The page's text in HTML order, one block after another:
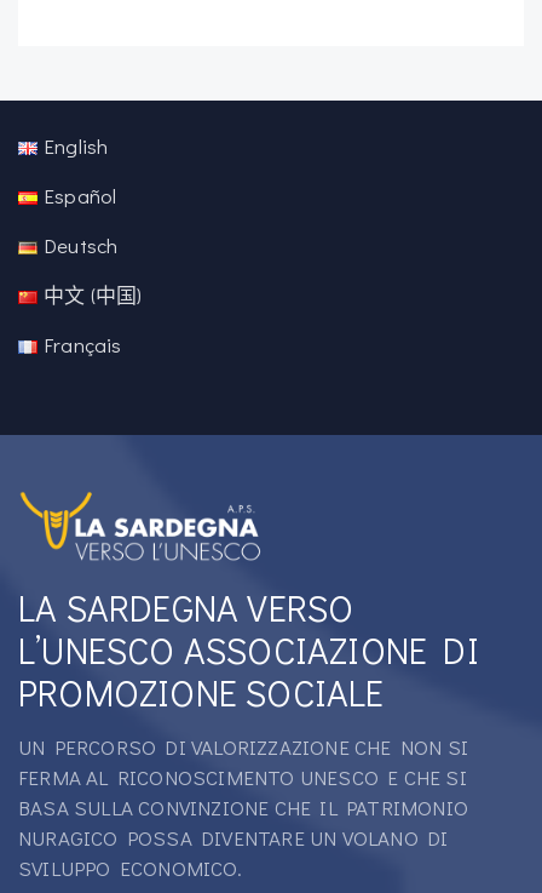
English
Español
Deutsch
中文 (中国)
Français
LA SARDEGNA VERSO
L’UNESCO ASSOCIAZIONE DI
PROMOZIONE SOCIALE
UN PERCORSO DI VALORIZZAZIONE CHE NON SI
FERMA AL RICONOSCIMENTO UNESCO E CHE SI
BASA SULLA CONVINZIONE CHE IL PATRIMONIO
NURAGICO POSSA DIVENTARE UN VOLANO DI
SVILUPPO ECONOMICO.